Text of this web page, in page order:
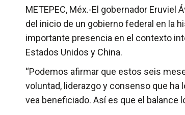
METEPEC, Méx.-El gobernador
del inicio de un gobierno federal en la
importante presencia en el contexto
Estados Unidos y China.
“Podemos afirmar que estos seis
voluntad, liderazgo y consenso que ha
vea beneficiado. Así es que el balance